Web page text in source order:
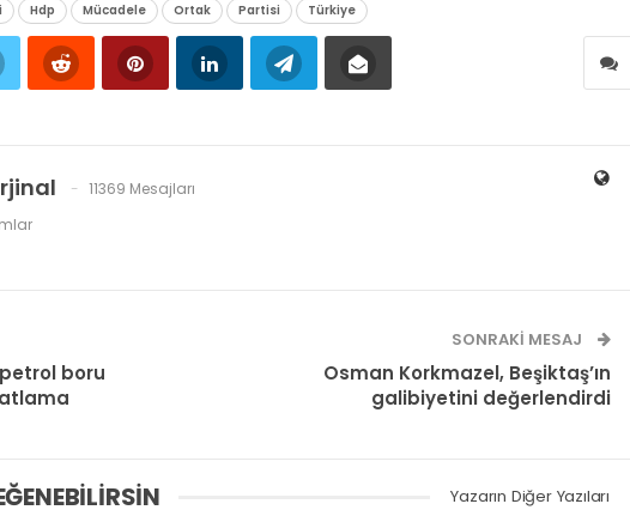
Hdp Mücadele Ortak Partisi Türkiye
11369 Mesajları
boru
SONRAKI MESAJ
Osman Korkmazel, Beşiktaş’ın
galibiyetini değerlendirdi
Yazarın Diğer Yazıları